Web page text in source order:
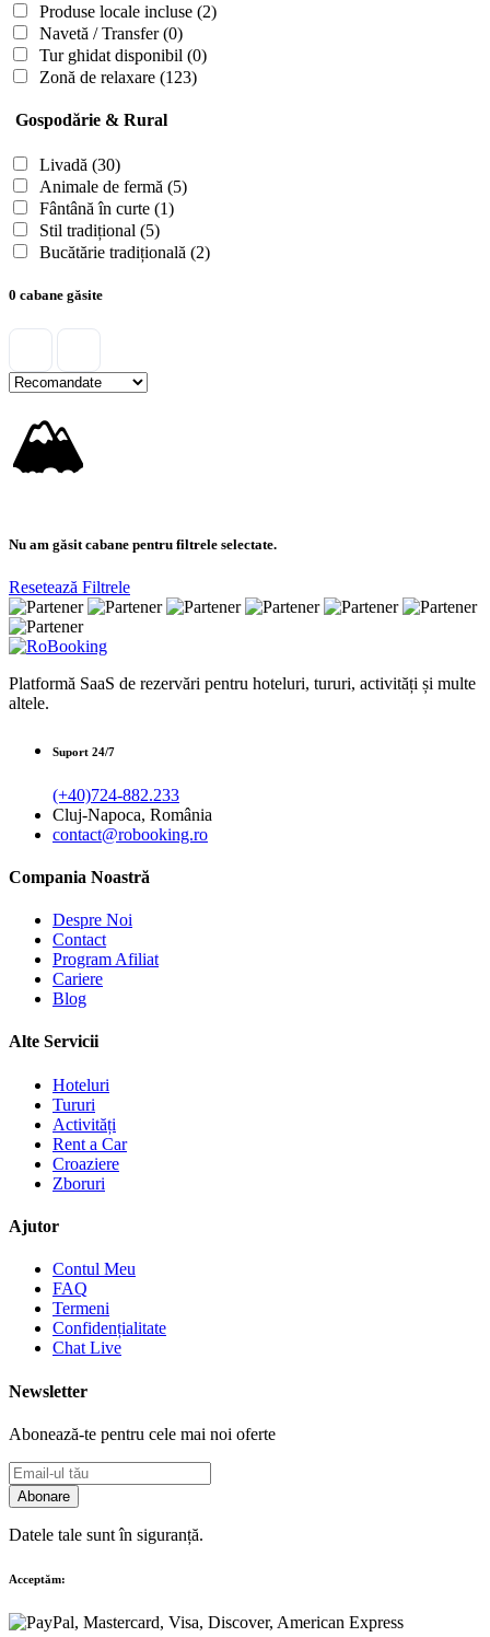
Produse locale incluse (2)
Navetă / Transfer(0)
Tur ghidat disponibil (0)
Zonă de relaxare (123)
Gospodărie & Rural
Livadă (30)
Animale de fermă (5)
Fântână în curte (1)
Stil tradițional (5)
Bucătărie tradițională (2)
0 cabane găsite
🏔
Nu am găsit cabane pentru filtrele selectate.
Resetează Filtrele
Platformă SaaS de rezervări pentru hoteluri, tururi, activități și multe
altele.
Suport 24/7
(+40)724-882.233
Cluj-Napoca, România
contact@robooking.ro
Compania Noastră
Despre Noi
Contact
Program Afiliat
Cariere
Blog
Alte Servicii
Hoteluri
Tururi
Activități
Rent a Car
Croaziere
Zboruri
Ajutor
Contul Meu
FAQ
Termeni
Confidențialitate
Chat Live
Newsletter
Abonează-te pentru cele mai noi oferte
Abonare
Datele tale sunt în siguranță.
Acceptăm: